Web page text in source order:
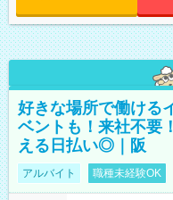
好きな場所で働ける
ベントも！来社不要
える日払い◎｜阪
アルバイト 職種未経験OK